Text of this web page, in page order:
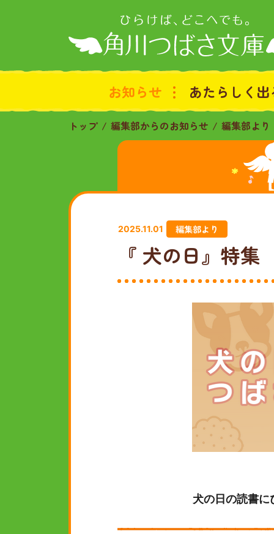
お知らせ あたらしく出
トップ 編集部からのお知らせ 編集部より
2025.11.01 編集部より
『 犬の日』特集
犬の日の読書